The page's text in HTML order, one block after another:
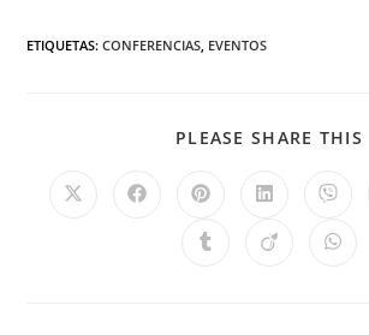
ETIQUETAS:CONFERENCIAS, EVENTOS
PLEASE SHARE THIS